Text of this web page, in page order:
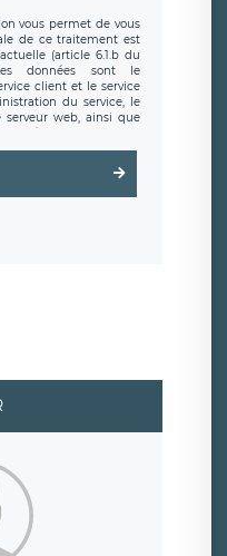
vous permet de vous
de ce traitement est
(article 6.1.b du
données sont le
client et le service
du service, le
web, ainsi que
Le formulaire
serveur hébergé par
clauses de
. Les données collectées
en sollicite la
à l’adresse mail :
Vous avez
réclamation auprès